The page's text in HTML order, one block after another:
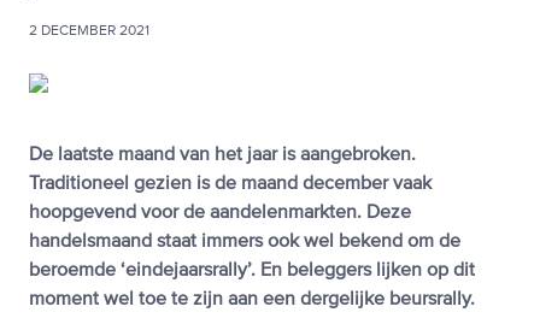
2 DECEMBER 2021
De laatste maand van het jaar is aangebroken.
Traditioneel gezien is de maand december vaak
hoopgevend voor de aandelenmarkten. Deze
handelsmaand staat immers ook wel bekend om de
beroemde ‘eindejaarsrally’. En beleggers lijken op dit
moment wel toe te zijn aan een dergelijke beursrally.